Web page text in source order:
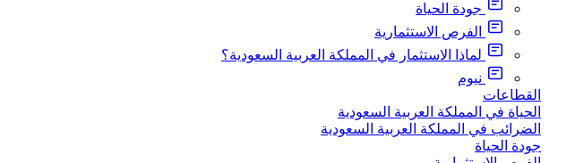
جودة الحياة
الفرص الاستثمارية
لماذا الاستثمار في المملكة العربية السعودية؟
نيوم
القطاعات
الحياة في المملكة العربية السعودية
الضرائب في المملكة العربية السعودية
جودة الحياة